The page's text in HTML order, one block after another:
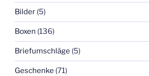
Bilder (5)
Boxen (136)
Briefumschläge (5)
Geschenke (71)